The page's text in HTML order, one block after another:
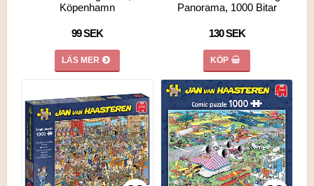
Köpenhamn
99 SEK
LÄS MER
Panorama, 1000 Bitar
130 SEK
KÖP